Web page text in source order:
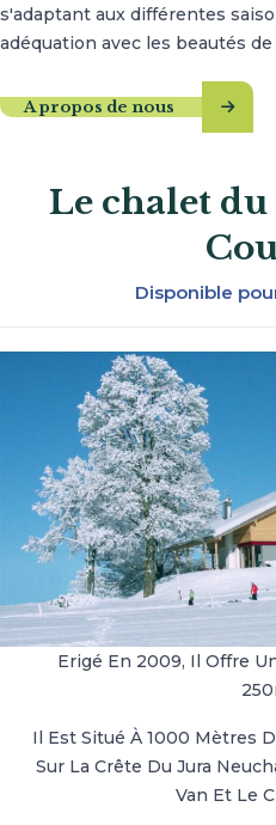
s'adaptant aux différentes
adéquation avec les beautés
A propos de nous
Le chalet
Disponible
Erigé En 2009, Il Offre
Il Est Situé À 1000 Mètres
Sur La Crête Du Jura
Van Et Le